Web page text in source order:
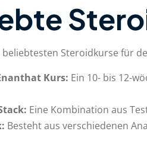
Steroidkurse für
Kurs: Ein 10- bis 12-
Eine Kombination aus
Besteht aus verschiedenen